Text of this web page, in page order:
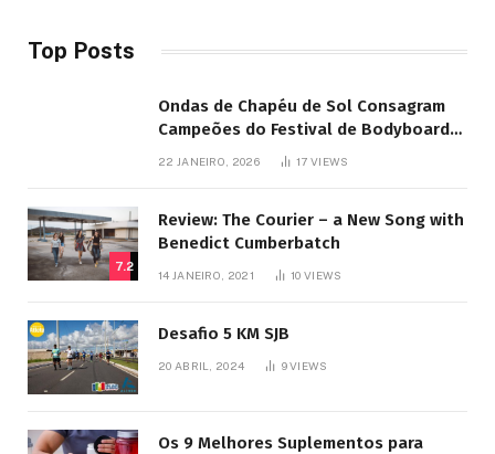
Top Posts
Ondas de Chapéu de Sol Consagram
Campeões do Festival de Bodyboard
22 JANEIRO, 2026 17VIEWS
7.2
Review: The Courier – a New Song with
Benedict Cumberbatch
14 JANEIRO, 2021 10VIEWS
Desafio 5 KM SJB
20 ABRIL, 2024 9VIEWS
Os 9 Melhores Suplementos para